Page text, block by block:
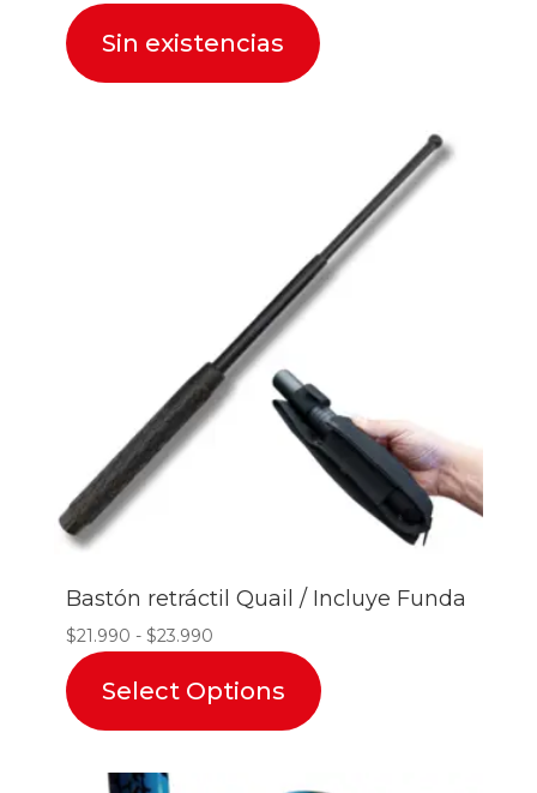
Sin existencias
Bastón retráctil Quail / Incluye Funda
$21.990 - $23.990Rango
precios:
desde
Select Options